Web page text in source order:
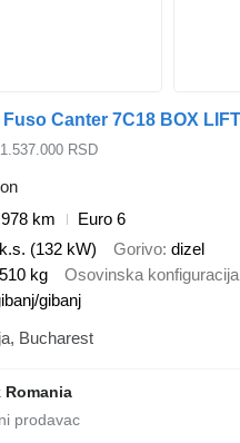
RSD
km
Euro 6
(132 kW) Gorivo dizel
kg Osovinska konfiguracija
gibanj
Bucharest
Romania